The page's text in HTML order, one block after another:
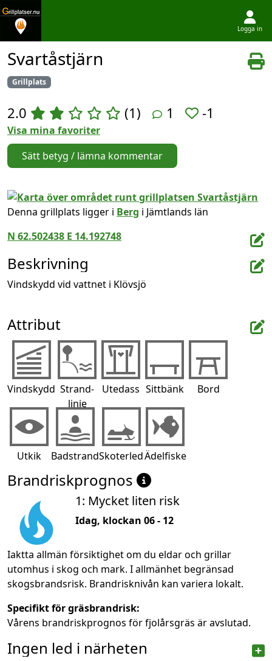
Hoppa till innehållet
Logga in
Svartåstjärn
Grillplats
2.0 (1) 1 -1
Visa mina favoriter
Sätt betyg / lämna kommentar
Denna grillplats ligger i Berg i Jämtlands län
N 62.502438 E 14.192748
Beskrivning
Vindskydd vid vattnet i Klövsjö
Attribut
Vindskydd Strand-
linje
Utedass Sittbänk Bord
Utkik BadstrandSkoterledÄdelfiske
Brandriskprognos
1: Mycket liten risk
Idag, klockan 06 - 12
Iaktta allmän försiktighet om du eldar och grillar
utomhus i skog och mark. I allmänhet begränsad
skogsbrandsrisk. Brandrisknivån kan variera lokalt.
Specifikt för gräsbrandrisk:
Vårens brandriskprognos för fjolårsgräs är avslutad.
Ingen led i närheten